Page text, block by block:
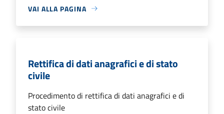
VAI ALLA PAGINA
Rettifica di dati anagrafici e di stato
civile
Procedimento di rettifica di dati anagrafici e di
stato civile